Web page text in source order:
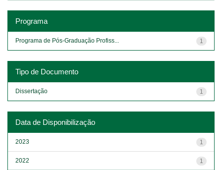
Programa
1
Programa de Pós-Graduação Profiss...
Tipo de Documento
1
Dissertação
Data de Disponibilização
1
2023
1
2022